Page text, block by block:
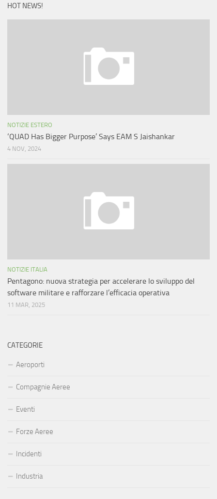
HOT NEWS!
NOTIZIE ESTERO
‘QUAD Has Bigger Purpose’ Says EAM S Jaishankar
4 NOV, 2024
NOTIZIE ITALIA
Pentagono: nuova strategia per accelerare lo sviluppo del
software militare e rafforzare l’efficacia operativa
11 MAR, 2025
CATEGORIE
Aeroporti
Compagnie Aeree
Eventi
Forze Aeree
Incidenti
Industria